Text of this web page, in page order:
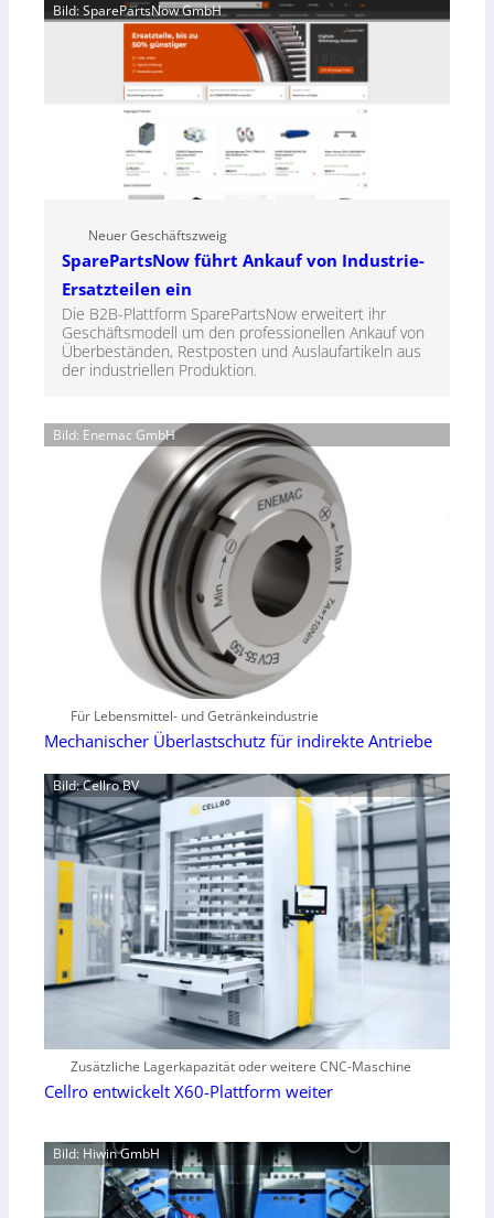
Bild: SparePartsNow GmbH
Neuer Geschäftszweig
SparePartsNow führt Ankauf von Industrie-
Ersatzteilen ein
Die B2B-Plattform SparePartsNow erweitert ihr
Geschäftsmodell um den professionellen Ankauf von
Überbeständen, Restposten und Auslaufartikeln aus
der industriellen Produktion.
Bild: Enemac GmbH
Für Lebensmittel- und Getränkeindustrie
Mechanischer Überlastschutz für indirekte Antriebe
Bild: Cellro BV
Zusätzliche Lagerkapazität oder weitere CNC-Maschine
Cellro entwickelt X60-Plattform weiter
Bild: Hiwin GmbH